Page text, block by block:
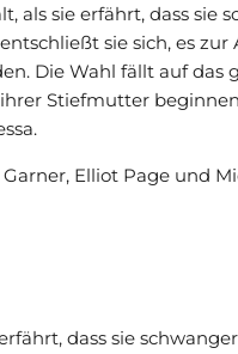
als sie erfährt, dass sie
sie sich, es
Die Wahl fällt auf das
Stiefmutter
Elliot Page und
dass sie